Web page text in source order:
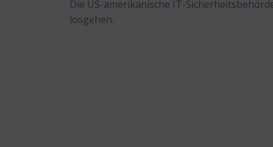
Die US-amerikanische IT-
losgehen.